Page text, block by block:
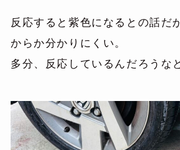
反応すると紫色になるとの話だ
からか分かりにくい。
多分、反応しているんだろうな